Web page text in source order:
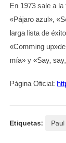
En 1973 sale a
«Pájaro azul»,
larga lista de
«Comming
mía» y «Say,
Página Oficial:
Etiquetas: